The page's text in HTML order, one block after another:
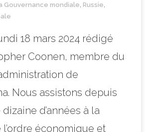
Gouvernance mondiale Russie
18 mars 2024 rédigé
Coonen, membre du
de
Nous assistons depuis
dizaine d’années à la
économique et